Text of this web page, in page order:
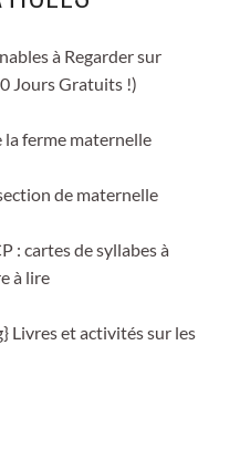
à Regarder sur
Jours Gratuits !)
ferme maternelle
de maternelle
: cartes de syllabes à
à lire
Livres et activités sur les